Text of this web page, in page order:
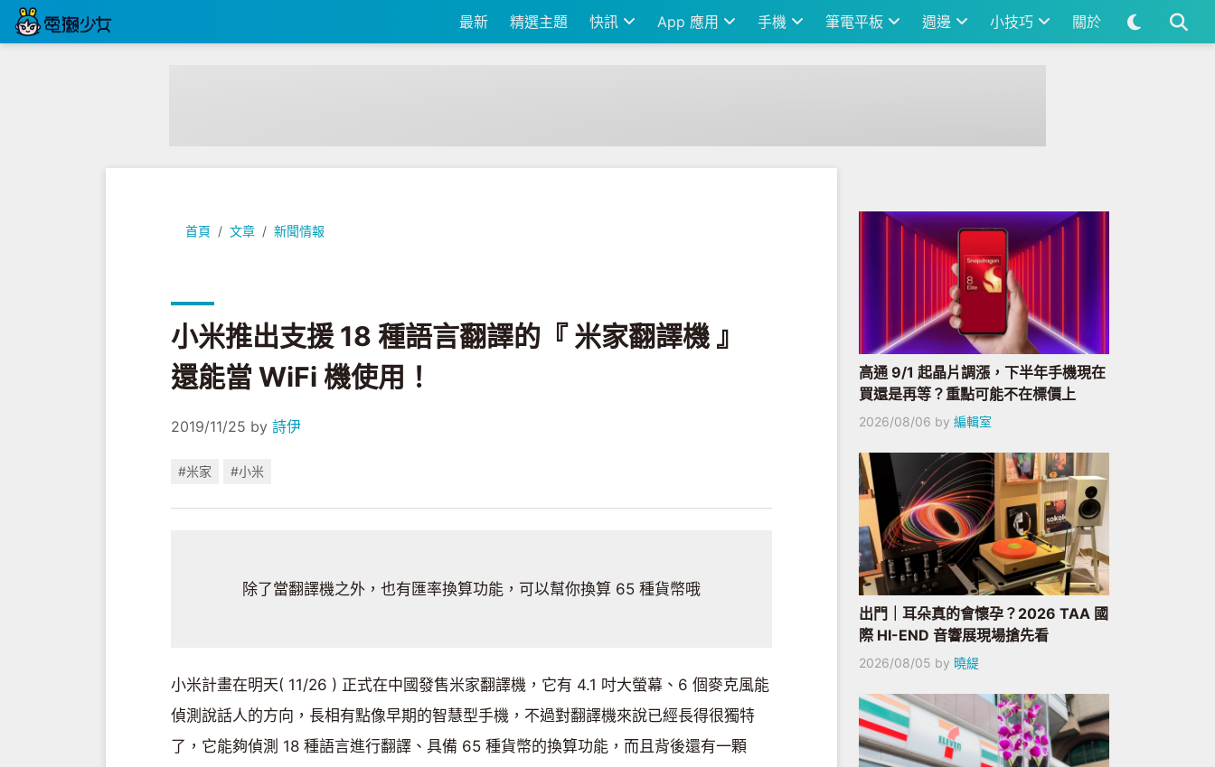
最新 精選主題 快訊 App 應用 手機 筆電平板 週邊 小技巧 關於
首頁 文章 新聞情報
小米推出支援 18 種語言翻譯的『 米家翻譯機 』 還能當 WiFi 機使用！
小米推出支援 18 種語言翻譯的『 米家翻譯機 』
還能當 WiFi 機使用！
2019/11/25 by 詩伊
#米家 #小米
除了當翻譯機之外，也有匯率換算功能，可以幫你換算 65 種貨幣哦
小米計畫在明天( 11/26 ) 正式在中國發售米家翻譯機，它有 4.1 吋大螢幕、6 個麥克風能
偵測說話人的方向，長相有點像早期的智慧型手機，不過對翻譯機來說已經長得很獨特
了，它能夠偵測 18 種語言進行翻譯、具備 65 種貨幣的換算功能，而且背後還有一顆
高通 9/1 起晶片調漲，下半年手機現在
買還是再等？重點可能不在標價上
2026/08/06 by 編輯室
出門｜耳朵真的會懷孕？2026 TAA 國
際 HI-END 音響展現場搶先看
2026/08/05 by 曉緹